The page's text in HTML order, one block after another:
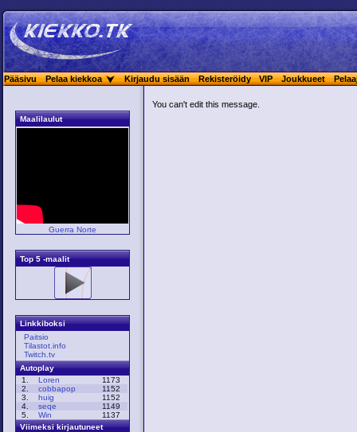
Pääsivu Pelaa kiekkoa Kirjaudu sisään Rekisteröidy VIP Joukkueet
Maalilaulut
Guerra Norte
Top 5 -maalit
Linkkiboksi
Paitsio
Tilastot.info
Twitch.tv
Autoplay
1.
Loren
1173
2.
cobbapop
1152
3.
huig
1152
4.
seqe
1149
5.
Win
1137
Viimeksi kirjautuneet
You can't edit this message.